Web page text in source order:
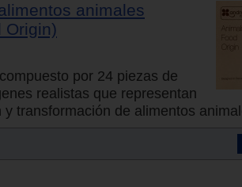
animales
Origin)
por 24 piezas de
realistas que representan
y transformación de alimentos